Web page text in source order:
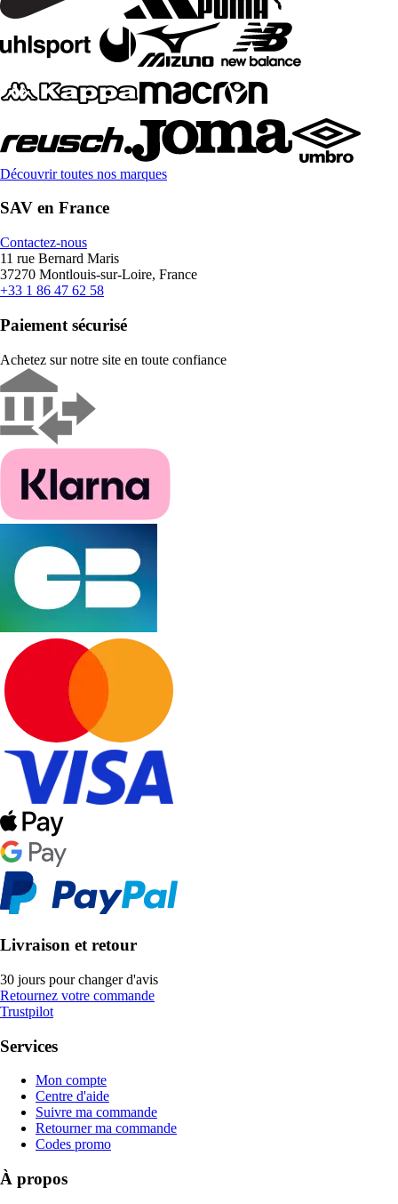
Découvrir toutes nos marques
SAV en France
Contactez-nous
11 rue Bernard Maris
37270 Montlouis-sur-Loire, France
+33 1 86 47 62 58
Paiement sécurisé
Achetez sur notre site en toute confiance
Livraison et retour
30 jours pour changer d'avis
Retournez votre commande
Trustpilot
Services
Mon compte
Centre d'aide
Suivre ma commande
Retourner ma commande
Codes promo
À propos